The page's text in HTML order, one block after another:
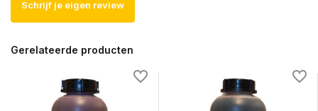
Schrijf je eigen review
Gerelateerde producten